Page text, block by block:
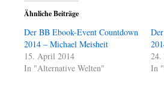
Ähnliche Beiträge
Der BB Ebook-Event Countdown
2014 – Michael Meisheit
15. April 2014
In "Alternative Welten"
In